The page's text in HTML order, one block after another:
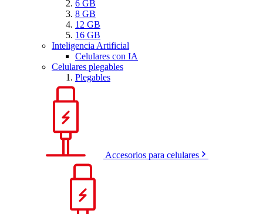
6 GB
8 GB
12 GB
16 GB
Inteligencia Artificial
Celulares con IA
Celulares plegables
Plegables
Accesorios para celulares